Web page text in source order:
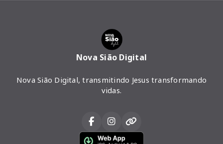
Nova Sião Digital
Nova Sião Digital, transmitindo Jesus transformando
vidas.